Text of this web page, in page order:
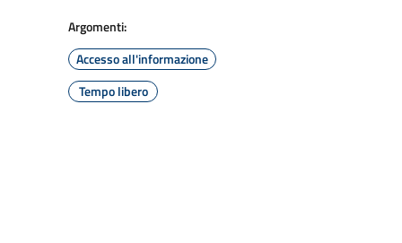
Argomenti:
Accesso all'informazione
Tempo libero